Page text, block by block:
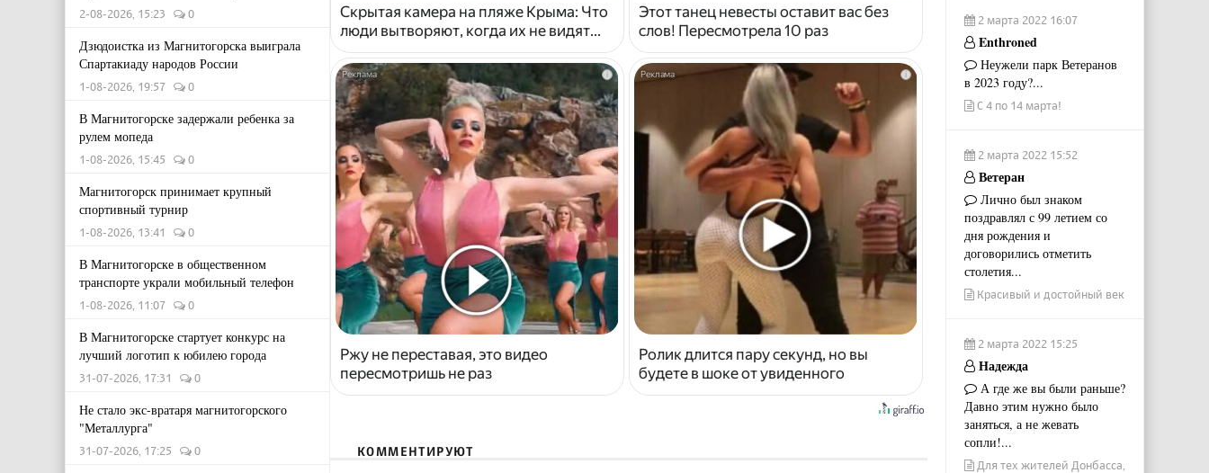
2-08-2026, 15:23 0
Дзюдоистка из Магнитогорска выиграла
Спартакиаду народов России
1-08-2026, 19:57 0
В Магнитогорске задержали ребенка за
рулем мопеда
1-08-2026, 15:45 0
Магнитогорск принимает крупный
спортивный турнир
1-08-2026, 13:41 0
В Магнитогорске в общественном
транспорте украли мобильный телефон
1-08-2026, 11:07 0
В Магнитогорске стартует конкурс на
лучший логотип к юбилею города
31-07-2026, 17:31 0
Не стало экс-вратаря магнитогорского
"Металлурга"
31-07-2026, 17:25 0
Скрытая камера на пляже Крыма: Что
люди вытворяют, когда их не видят...
Этот танец невесты оставит вас без
слов! Пересмотрела 10 раз
i
Ржу не переставая, это видео
пересмотришь не раз
i
Ролик длится пару секунд, но вы
будете в шоке от увиденного
КОММЕНТИРУЮТ
2 марта 2022 16:07
Enthroned
Неужели парк Ветеранов
в 2023 году?...
С 4 по 14 марта!
2 марта 2022 15:52
Ветеран
Лично был знаком
поздравлял с 99 летием со
дня рождения и
договорились отметить
столетия...
Красивый и достойный век
2 марта 2022 15:25
Надежда
А где же вы были раньше?
Давно этим нужно было
заняться, а не жевать
сопли!...
Для тех жителей Донбасса,